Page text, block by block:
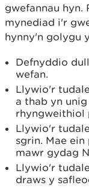
gwefannau hyn.
mynediad i'r
hynny'n golygu
Defnyddio
wefan.
Llywio'r
a thab yn
rhyngweithiol
Llywio'r
sgrin. Mae
mawr gydag
Llywio'r
draws y